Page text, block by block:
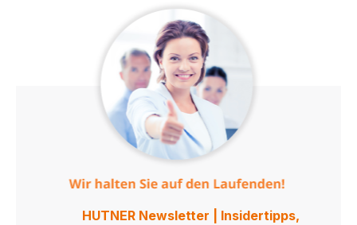
HUTNER Newsletter | Insidertipps,